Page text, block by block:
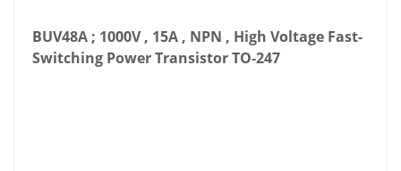
BUV48A ; 1000V , 15A , NPN , High Voltage Fast-
Switching Power Transistor TO-247